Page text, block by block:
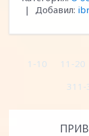
|
Добавил:
1-10 11-20
311-